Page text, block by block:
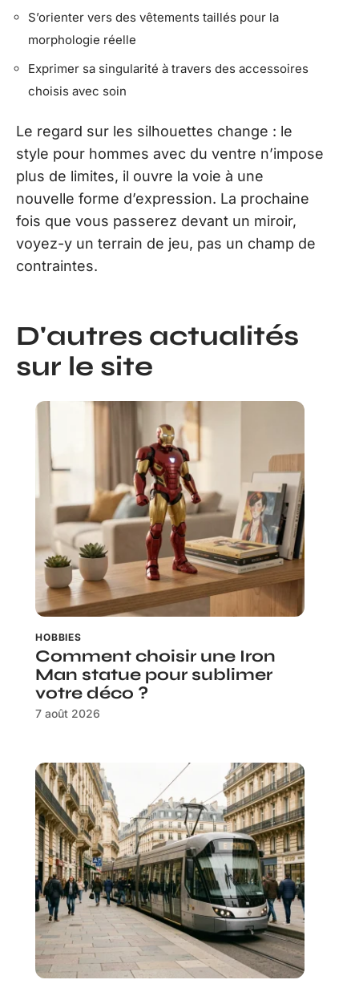
S’orienter vers des vêtements taillés pour la
morphologie réelle
Exprimer sa singularité à travers des accessoires
choisis avec soin
Le regard sur les silhouettes change : le
style pour hommes avec du ventre n’impose
plus de limites, il ouvre la voie à une
nouvelle forme d’expression. La prochaine
fois que vous passerez devant un miroir,
voyez-y un terrain de jeu, pas un champ de
contraintes.
D'autres actualités
sur le site
HOBBIES
Comment choisir une Iron
Man statue pour sublimer
votre déco ?
7 août 2026